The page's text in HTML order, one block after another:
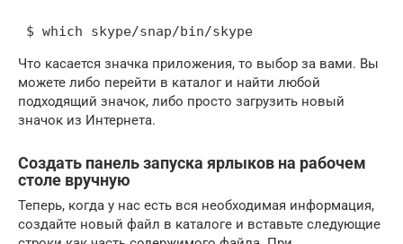
$ which skype/snap/bin/skype
Что касается значка приложения, то выбор за вами. Вы
можете либо перейти в каталог и найти любой
подходящий значок, либо просто загрузить новый
значок из Интернета.
Создать панель запуска ярлыков на рабочем
столе вручную
Теперь, когда у нас есть вся необходимая информация,
создайте новый файл в каталоге и вставьте следующие